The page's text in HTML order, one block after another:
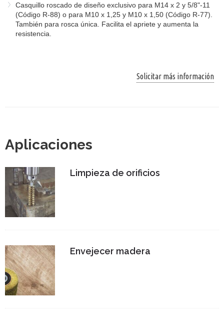
Casquillo roscado de diseño exclusivo para M14 x 2 y 5/8"-11
(Código R-88) o para M10 x 1,25 y M10 x 1,50 (Código R-77).
También para rosca única. Facilita el apriete y aumenta la
resistencia.
Solicitar más información
Aplicaciones
Limpieza de orificios
Envejecer madera